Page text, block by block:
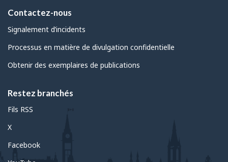
Contactez-nous
Signalement d’incidents
Processus en matière de divulgation confidentielle
Obtenir des exemplaires de publications
Restez branchés
Fils RSS
X
Facebook